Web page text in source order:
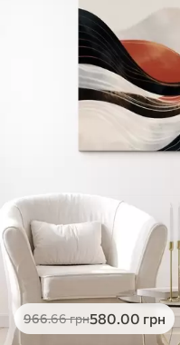
966.66грн580.00 грн